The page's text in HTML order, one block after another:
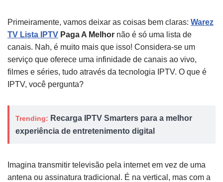
Primeiramente, vamos deixar as coisas bem claras: Warez
TV Lista IPTV Paga A Melhor não é só uma lista de
canais. Nah, é muito mais que isso! Considera-se um
serviço que oferece uma infinidade de canais ao vivo,
filmes e séries, tudo através da tecnologia IPTV. O que é
IPTV, você pergunta?
Trending: Recarga IPTV Smarters para a melhor
experiência de entretenimento digital
Imagina transmitir televisão pela internet em vez de uma
antena ou assinatura tradicional. É na vertical, mas com a